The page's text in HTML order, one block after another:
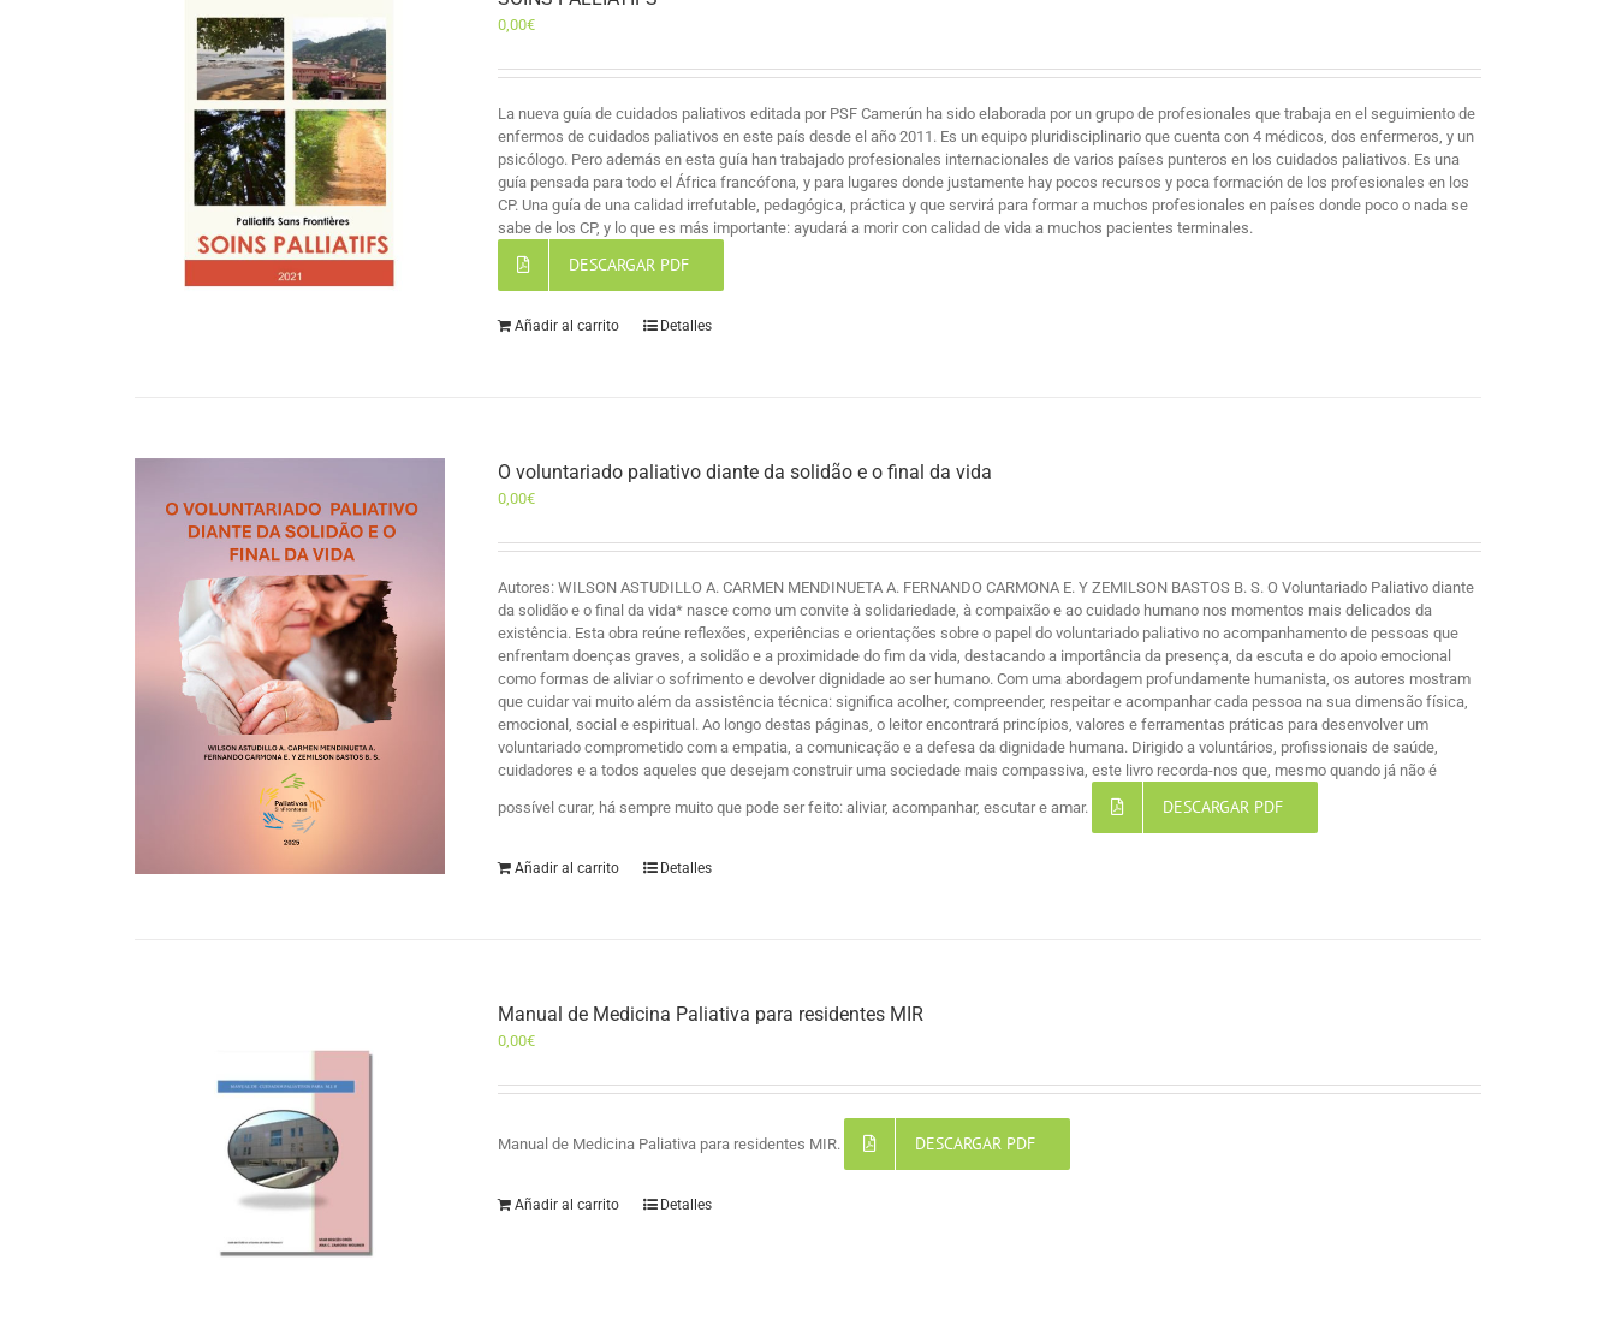
0,00€
La nueva guía de cuidados paliativos editada por PSF Camerún ha sido elaborada por un grupo de profesionales que trabaja en el seguimiento de
enfermos de cuidados paliativos en este país desde el año 2011. Es un equipo pluridisciplinario que cuenta con 4 médicos, dos enfermeros, y un
psicólogo. Pero además en esta guía han trabajado profesionales internacionales de varios países punteros en los cuidados paliativos. Es una
guía pensada para todo el África francófona, y para lugares donde justamente hay pocos recursos y poca formación de los profesionales en los
CP. Una guía de una calidad irrefutable, pedagógica, práctica y que servirá para formar a muchos profesionales en países donde poco o nada se
sabe de los CP, y lo que es más importante: ayudará a morir con calidad de vida a muchos pacientes terminales.
DESCARGAR PDF
Añadir al carrito Detalles
O voluntariado paliativo diante da solidão e o final da vida
0,00€
Autores: WILSON ASTUDILLO A. CARMEN MENDINUETA A. FERNANDO CARMONA E. Y ZEMILSON BASTOS B. S. O Voluntariado Paliativo diante
da solidão e o final da vida* nasce como um convite à solidariedade, à compaixão e ao cuidado humano nos momentos mais delicados da
existência. Esta obra reúne reflexões, experiências e orientações sobre o papel do voluntariado paliativo no acompanhamento de pessoas que
enfrentam doenças graves, a solidão e a proximidade do fim da vida, destacando a importância da presença, da escuta e do apoio emocional
como formas de aliviar o sofrimento e devolver dignidade ao ser humano. Com uma abordagem profundamente humanista, os autores mostram
que cuidar vai muito além da assistência técnica: significa acolher, compreender, respeitar e acompanhar cada pessoa na sua dimensão física,
emocional, social e espiritual. Ao longo destas páginas, o leitor encontrará princípios, valores e ferramentas práticas para desenvolver um
voluntariado comprometido com a empatia, a comunicação e a defesa da dignidade humana. Dirigido a voluntários, profissionais de saúde,
cuidadores e a todos aqueles que desejam construir uma sociedade mais compassiva, este livro recorda-nos que, mesmo quando já não é
possível curar, há sempre muito que pode ser feito: aliviar, acompanhar, escutar e amar. DESCARGAR PDF
Añadir al carrito Detalles
Manual de Medicina Paliativa para residentes MIR
0,00€
Manual de Medicina Paliativa para residentes MIR. DESCARGAR PDF
Añadir al carrito Detalles